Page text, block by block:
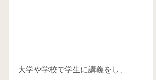
大学や学校で学生に講義をし、